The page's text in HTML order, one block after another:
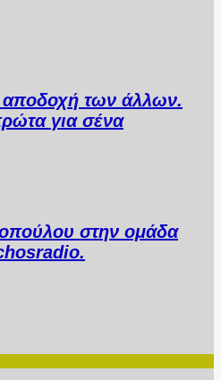
αποδοχή των άλλων.
για σένα
στην ομάδα